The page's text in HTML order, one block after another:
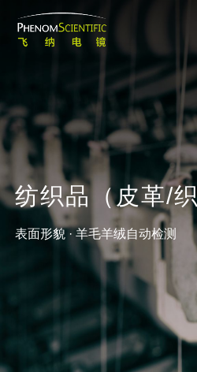
纺织品 （皮革/织
表面形貌 · 羊毛羊绒自动检测